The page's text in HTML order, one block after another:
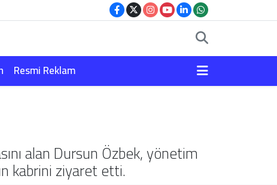
Resmi Reklam
alan Dursun Özbek, yönetim
kabrini ziyaret etti.